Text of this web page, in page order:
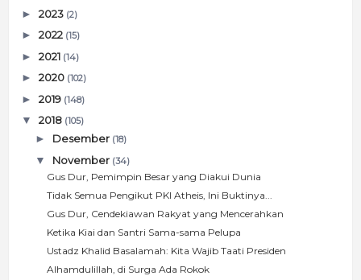
► 2023 (2)
► 2022 (15)
► 2021 (14)
► 2020 (102)
► 2019 (148)
▼ 2018 (105)
► Desember (18)
▼ November (34)
Gus Dur, Pemimpin Besar yang Diakui Dunia
Tidak Semua Pengikut PKI Atheis, Ini Buktinya...
Gus Dur, Cendekiawan Rakyat yang Mencerahkan
Ketika Kiai dan Santri Sama-sama Pelupa
Ustadz Khalid Basalamah: Kita Wajib Taati Presiden
Alhamdulillah, di Surga Ada Rokok